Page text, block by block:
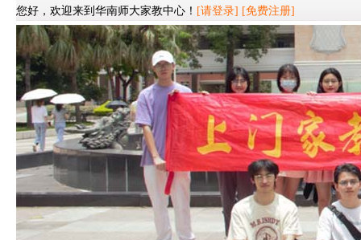
您好，欢迎来到华南师大家教中心！ [请登录] [免费注册]